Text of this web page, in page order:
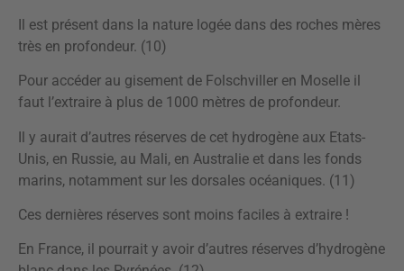
Il est présent dans la nature logée dans des roches mères
très en profondeur. (10)
Pour accéder au gisement de Folschviller en Moselle il
faut l’extraire à plus de 1000 mètres de profondeur.
Il y aurait d’autres réserves de cet hydrogène aux Etats-
Unis, en Russie, au Mali, en Australie et dans les fonds
marins, notamment sur les dorsales océaniques. (11)
Ces dernières réserves sont moins faciles à extraire !
En France, il pourrait y avoir d’autres réserves d’hydrogène